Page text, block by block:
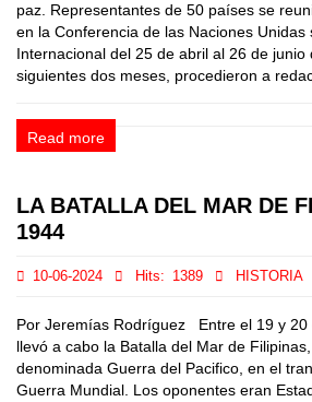
paz. Representantes de 50 países se
en la Conferencia de las Naciones Unidas
Internacional del 25 de abril al 26 de
siguientes dos meses, procedieron a
Read more
LA BATALLA DEL MAR DE
1944
10-06-2024 Hits: 1389 HISTORIA
Por Jeremías Rodríguez Entre el 19 y 20
llevó a cabo la Batalla del Mar de
denominada Guerra del Pacifico, en el
Guerra Mundial. Los oponentes eran